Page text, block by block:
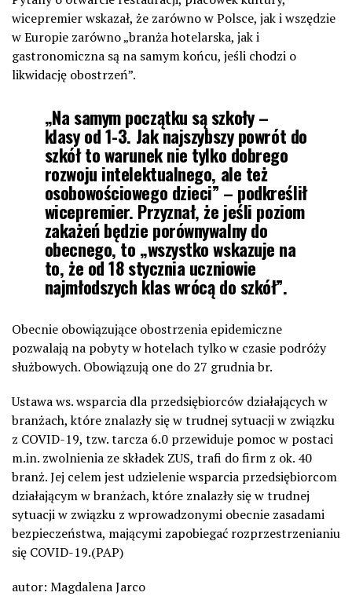
wicepremier wskazał, że zarówno w Polsce, jak i wszędzie
w Europie zarówno „branża hotelarska, jak i
gastronomiczna są na samym końcu, jeśli chodzi o
likwidację obostrzeń”.
„Na samym początku są szkoły –
klasy od 1-3. Jak najszybszy powrót do
szkół to warunek nie tylko dobrego
rozwoju intelektualnego, ale też
osobowościowego dzieci” – podkreślił
wicepremier. Przyznał, że jeśli poziom
zakażeń będzie porównywalny do
obecnego, to „wszystko wskazuje na
to, że od 18 stycznia uczniowie
najmłodszych klas wrócą do szkół”.
Obecnie obowiązujące obostrzenia epidemiczne
pozwalają na pobyty w hotelach tylko w czasie podróży
służbowych. Obowiązują one do 27 grudnia br.
Ustawa ws. wsparcia dla przedsiębiorców działających w
branżach, które znalazły się w trudnej sytuacji w związku
z COVID-19, tzw. tarcza 6.0 przewiduje pomoc w postaci
m.in. zwolnienia ze składek ZUS, trafi do firm z ok. 40
branż. Jej celem jest udzielenie wsparcia przedsiębiorcom
działającym w branżach, które znalazły się w trudnej
sytuacji w związku z wprowadzonymi obecnie zasadami
bezpieczeństwa, mającymi zapobiegać rozprzestrzenianiu
się COVID-19.(PAP)
autor: Magdalena Jarco